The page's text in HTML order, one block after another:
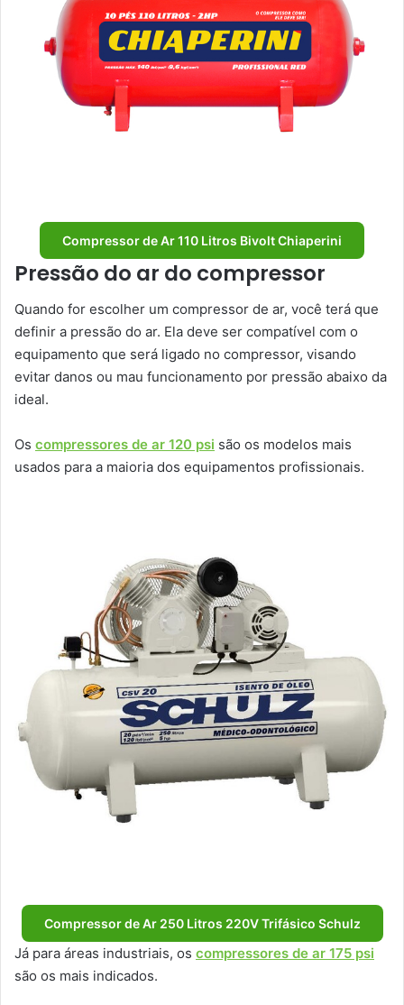
Compressor de Ar 110 Litros Bivolt Chiaperini
Pressão do ar do compressor
Quando for escolher um compressor de ar, você terá que
definir a pressão do ar. Ela deve ser compatível com o
equipamento que será ligado no compressor, visando
evitar danos ou mau funcionamento por pressão abaixo da
ideal.
Os compressores de ar 120 psi são os modelos mais
usados para a maioria dos equipamentos profissionais.
Compressor de Ar 250 Litros 220V Trifásico Schulz
Já para áreas industriais, os compressores de ar 175 psi
são os mais indicados.